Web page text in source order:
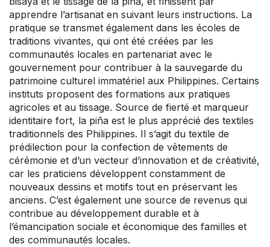
apprendre l’artisanat en suivant leurs instructions. La
pratique se transmet également dans les écoles de
traditions vivantes, qui ont été créées par les
communautés locales en partenariat avec le
gouvernement pour contribuer à la sauvegarde du
patrimoine culturel immatériel aux Philippines. Certains
instituts proposent des formations aux pratiques
agricoles et au tissage. Source de fierté et marqueur
identitaire fort, la piña est le plus apprécié des textiles
traditionnels des Philippines. Il s’agit du textile de
prédilection pour la confection de vêtements de
cérémonie et d’un vecteur d’innovation et de créativité,
car les praticiens développent constamment de
nouveaux dessins et motifs tout en préservant les
anciens. C’est également une source de revenus qui
contribue au développement durable et à
l’émancipation sociale et économique des familles et
des communautés locales.